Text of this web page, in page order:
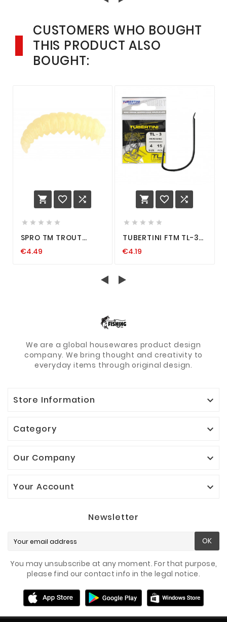
CUSTOMERS WHO BOUGHT
THIS PRODUCT ALSO
BOUGHT:
  
    
SPRO TM TROUT
BIENENMADE
€4.49
  
    
TUBERTINI FTM TL-3
BIENENMADENHAKEN
ORELLENHAKEN
€4.19
We are a global housewares product design
company. We bring thought and creativity to
everyday items through original design.
Store Information 
Category 
Our Company 
Your Account 
Newsletter
OK
You may unsubscribe at any moment. For that purpose,
please find our contact info in the legal notice.